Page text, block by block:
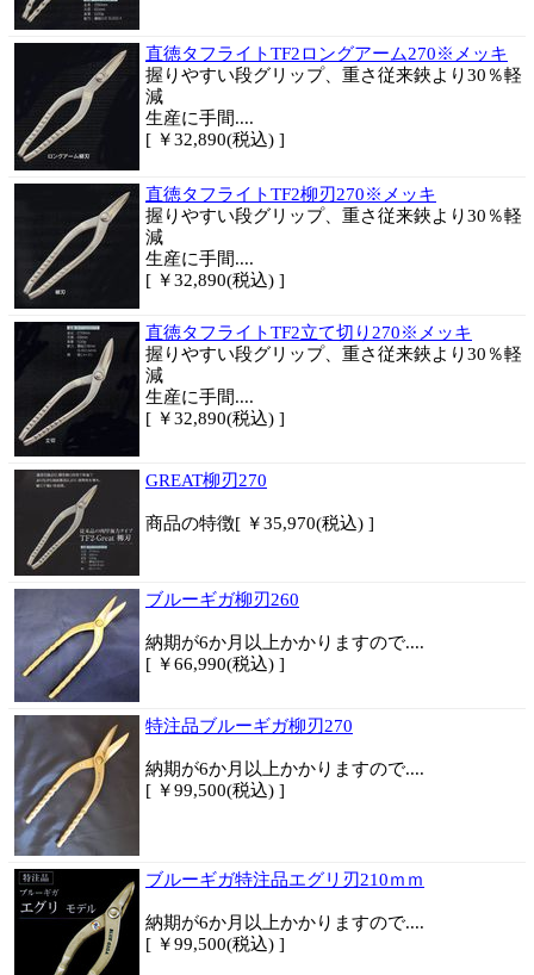
直徳タフライトTF2ロングアーム270※メッキ
握りやすい段グリップ、重さ従来鋏より30％軽
減
生産に手間....
[ ￥32,890(税込) ]
直徳タフライトTF2柳刃270※メッキ
握りやすい段グリップ、重さ従来鋏より30％軽
減
生産に手間....
[ ￥32,890(税込) ]
直徳タフライトTF2立て切り270※メッキ
握りやすい段グリップ、重さ従来鋏より30％軽
減
生産に手間....
[ ￥32,890(税込) ]
GREAT柳刃270
商品の特徴[ ￥35,970(税込) ]
ブルーギガ柳刃260
納期が6か月以上かかりますので....
[ ￥66,990(税込) ]
特注品ブルーギガ柳刃270
納期が6か月以上かかりますので....
[ ￥99,500(税込) ]
ブルーギガ特注品エグリ刃210ｍｍ
納期が6か月以上かかりますので....
[ ￥99,500(税込) ]